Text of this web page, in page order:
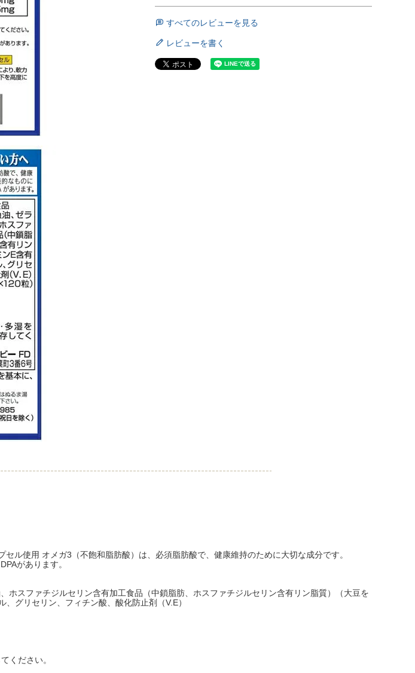
すべてのレビューを見る
レビューを書く
ル使用 オメガ3（不飽和脂肪酸）は、必須脂肪酸で、健康維持のために大切な成分です。
があります。
ホスファチジルセリン含有加工食品（中鎖脂肪、ホスファチジルセリン含有リン脂質）（大豆を
グリセリン、フィチン酸、酸化防止剤（V.E）
ください。